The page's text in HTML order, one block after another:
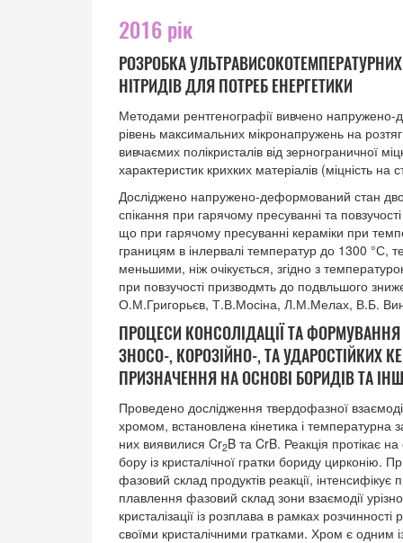
2016 рік
РОЗРОБКА
НІТРИДІВ ДЛЯ ПОТРЕБ ЕНЕРГЕТИКИ
Методами рентгенографії вивчено
рівень максимальних мікронапружень на
вивчаємих полікристалів від зернограничної
характеристик крихких матеріалів (міцність на
Досліджено напружено-деформований стан
спікання при гарячому пресуванні та
що при гарячому пресуванні кераміки при
границям в інлервалі температур до 1300 °С,
меньшими, ніж очікується, згідно з
при повзучості призводмть до подвльшого
О.М.Григорьєв, Т.В.Мосіна, Л.М.Мелах, В.Б.
ПРОЦЕСИ КОНСОЛІДАЦІЇ ТА
ЗНОСО-, КОРОЗІЙНО-, ТА УДАРОСТІЙКИХ
ПРИЗНАЧЕННЯ НА ОСНОВІ БОРИДІВ ТА
Проведено дослідження твердофазної
хромом, встановлена кінетика і температурна
них виявилися Cr2B та CrB. Реакція протікає
бору із кристалічної гратки бориду
фазовий склад продуктів реакції,
плавлення фазовий склад зони взаємодії
кристалізації із розплава в рамках
своїми кристалічними гратками. Хром є одним